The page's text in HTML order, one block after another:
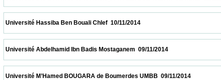
Université Hassiba Ben Bouali Chlef  10/11/2014
Université Abdelhamid Ibn Badis Mostaganem  09/11/2014
Université M’Hamed BOUGARA de Boumerdes UMBB  09/11/